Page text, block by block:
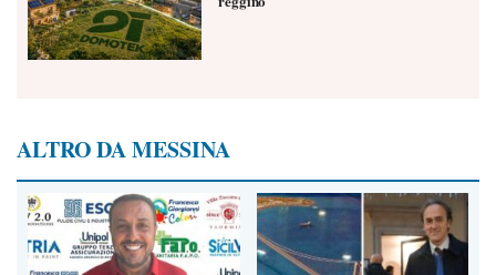
ALTRO DA MESSINA